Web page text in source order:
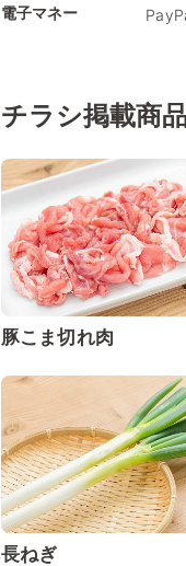
電子マネー
チラシ掲載商
豚こま切れ肉
長ねぎ